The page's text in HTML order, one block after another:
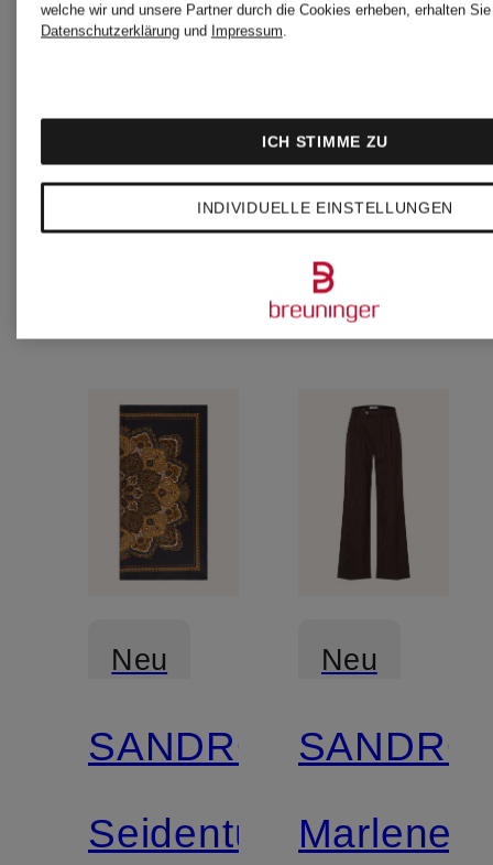
Bouclé-
mit
Glitzergarn
Pailletten
195 €
225 €
Neu
SANDRO
Seidentuch
Neu
SANDRO
welche wir und unsere Partner durch die Cookies erheben, erhalten
Datenschutzerklärungund Impressum.
INDIVIDUELLE EINSTELLUNGEN
ICH STIMME ZU